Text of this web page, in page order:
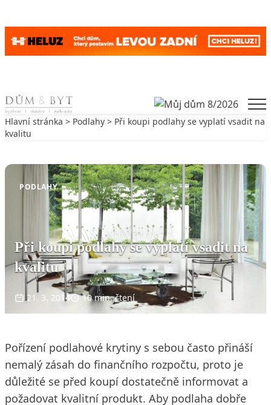
Skip to content
Hlavní stránka > Podlahy > Při koupi podlahy se vyplatí vsadit na
kvalitu
PODLAHY
Při koupi podlahy se vyplatí vsadit na
kvalitu
21. 3. 2014 10 min. čtení
Pořízení podlahové krytiny s sebou často přináší
nemalý zásah do finančního rozpočtu, proto je
důležité se před koupí dostatečně informovat a
požadovat kvalitní produkt. Aby podlaha dobře